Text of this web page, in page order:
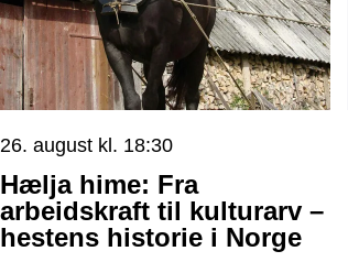
26. august kl. 18:30
Hælja hime: Fra
arbeidskraft til kulturarv –
hestens historie i Norge